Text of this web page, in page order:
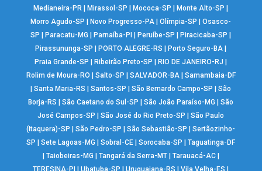
Medianeira-PR
Mirassol-SP Mococa-SP Monte Alto-SP
Morro Agudo-SP
Novo Progresso-PA |Olímpia-SP |Osasco-
SP
Paracatu-MG Parnaíba-PI Peruíbe-SP Piracicaba-SP
Pirassununga-SP
PORTO ALEGRE-RS Porto Seguro-BA
Praia Grande-SP
Ribeirão Preto-SP RIO DE JANEIRO-RJ
Rolim de Moura-RO
Salto-SP SALVADOR-BA| Samambaia-DF
|Santa Maria-RS |Santos-SP |São Bernardo Campo-SP |São
Borja-RS
|São Caetano do Sul-SP |São João Paraíso-MG |São
José Campos-SP
|São José do Rio Preto-SP |São Paulo
(Itaquera)-SP
|São Pedro-SP |São Sebastião-SP |Sertãozinho-
SP
|Sete Lagoas-MG |Sobral-CE |Sorocaba-SP |Taguatinga-DF
Taiobeiras-MG Tangará da Serra-MT| Tarauacá-AC|